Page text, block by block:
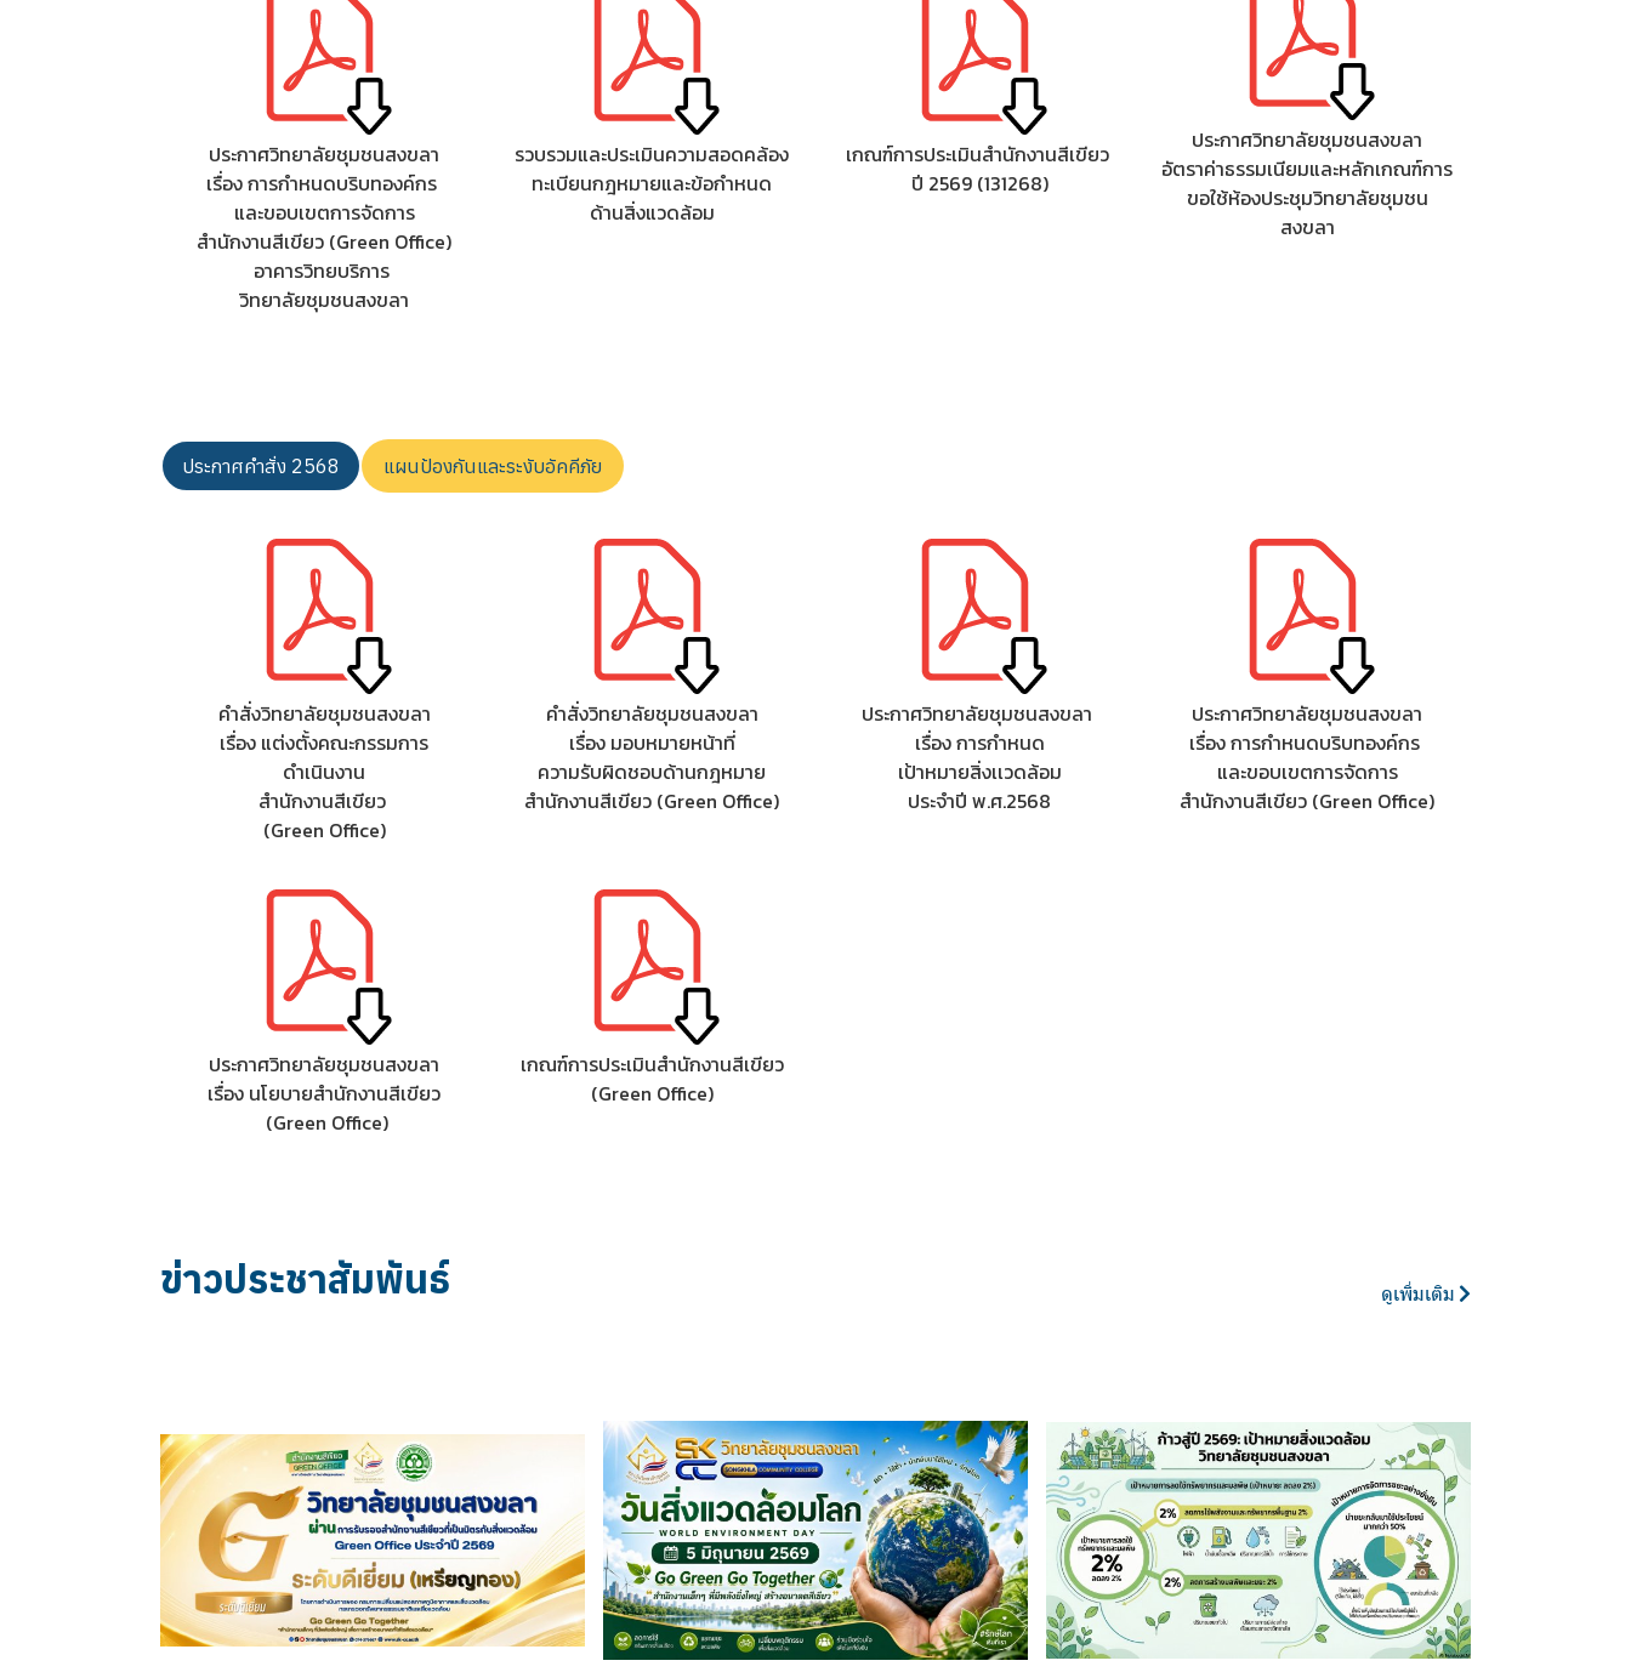
ประกาศวิทยาลัยชุมชนสงขลา
เรื่อง การกําหนดบริบทองค์กร
และขอบเขตการจัดการ
สํานักงานสีเขียว (Green Office)
อาคารวิทยบริการ
วิทยาลัยชุมชนสงขลา
รวบรวมและประเมินความสอดคล้อง
ทะเบียนกฎหมายและข้อกําหนด
ด้านสิ่งแวดล้อม
เกณฑ์การประเมินสำนักงานสีเขียว
ปี 2569 (131268)
ประกาศวิทยาลัยชุมชนสงขลา
อัตราค่าธรรมเนียมและหลักเกณฑ์การ
ขอใช้ห้องประชุมวิทยาลัยชุมชน
สงขลา
ประกาศคำสั่ง 2568 แผนป้องกันและระงับอัคคีภัย
คำสั่งวิทยาลัยชุมชนสงขลา
เรื่อง แต่งตั้งคณะกรรมการ
ดำเนินงาน
สำนักงานสีเขียว
(Green Office)
คำสั่งวิทยาลัยชุมชนสงขลา
เรื่อง มอบหมายหน้าที่
ความรับผิดชอบด้านกฎหมาย
สำนักงานสีเขียว (Green Office)
ประกาศวิทยาลัยชุมชนสงขลา
เรื่อง การกำหนด
เป้าหมายสิ่งเเวดล้อม
ประจำปี พ.ศ.2568
ประกาศวิทยาลัยชุมชนสงขลา
เรื่อง การกําหนดบริบทองค์กร
และขอบเขตการจัดการ
สํานักงานสีเขียว (Green Office)
ประกาศวิทยาลัยชุมชนสงขลา
เรื่อง นโยบายสํานักงานสีเขียว
(Green Office)
เกณฑ์การประเมินสํานักงานสีเขียว
(Green Office)
ข่าวประชาสัมพันธ์ ดูเพิ่มเติม